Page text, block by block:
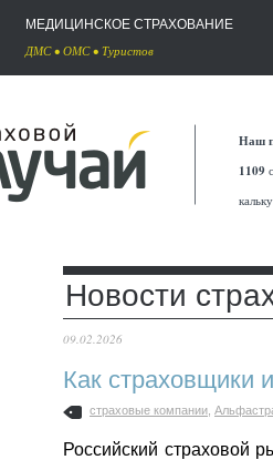
МЕДИЦИНСКОЕ СТРАХОВАНИЕ
ДМС• ОМС• Туристов
Наш
1109
Новости
09.02.2026
Как страховщики
страховые компании
Российский страховой